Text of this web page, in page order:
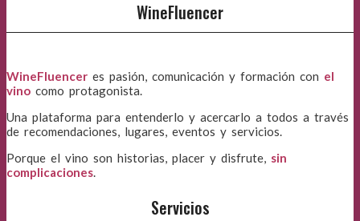
WineFluencer
WineFluencer es pasión, comunicación y formación con el
vino como protagonista.
Una plataforma para entenderlo y acercarlo a todos a través
de recomendaciones, lugares, eventos y servicios.
Porque el vino son historias, placer y disfrute, sin
complicaciones.
Servicios